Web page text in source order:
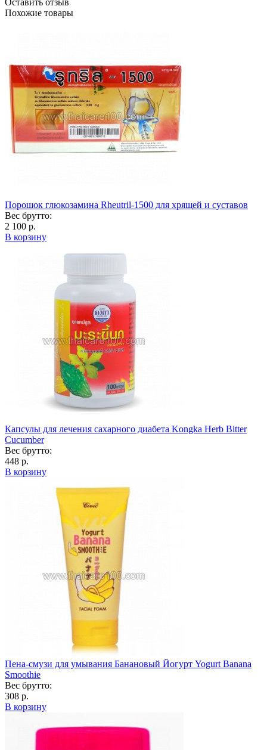
Похожие товары
Порошок глюкозамина Rheutril-1500 для хрящей и суставов
Вес брутто:
2 100 р.
В корзину
Капсулы для лечения сахарного диабета Kongka Herb Bitter
Cucumber
Вес брутто:
448 р.
В корзину
Пена-смузи для умывания Банановый Йогурт Yogurt Banana
Smoothie
Вес брутто:
308 р.
В корзину